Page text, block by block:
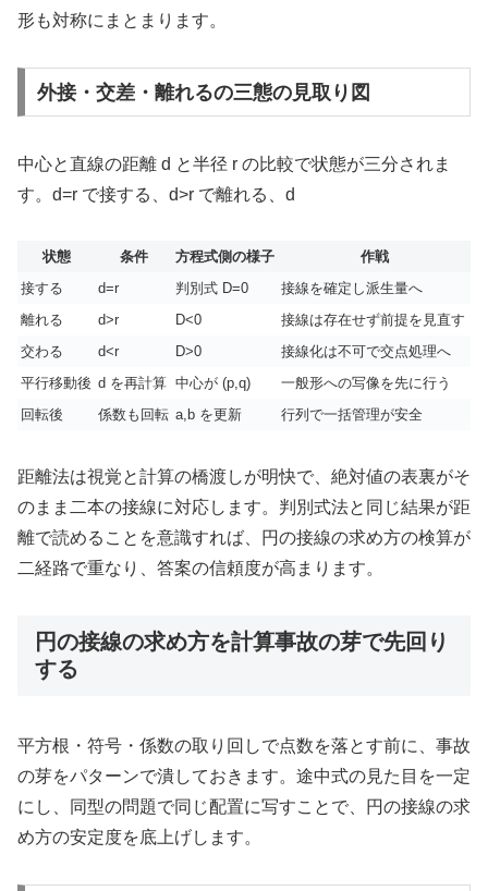
形も対称にまとまります。
外接・交差・離れるの三態の見取り図
中心と直線の距離 d と半径 r の比較で状態が三分されま
す。d=r で接する、d>r で離れる、d
状態 条件 方程式側の様子
作戦
接する
d=r 判別式 D=0
接線を確定し派生量へ
離れる
d>r D<0
接線は存在せず前提を見直す
交わる
d<r D>0
接線化は不可で交点処理へ
平行移動後 d を再計算 中心が (p,q)
一般形への写像を先に行う
回転後
係数も回転 a,b を更新 行列で一括管理が安全
距離法は視覚と計算の橋渡しが明快で、絶対値の表裏がそ
のまま二本の接線に対応します。判別式法と同じ結果が距
離で読めることを意識すれば、円の接線の求め方の検算が
二経路で重なり、答案の信頼度が高まります。
円の接線の求め方を計算事故の芽で先回り
する
平方根・符号・係数の取り回しで点数を落とす前に、事故
の芽をパターンで潰しておきます。途中式の見た目を一定
にし、同型の問題で同じ配置に写すことで、円の接線の求
め方の安定度を底上げします。